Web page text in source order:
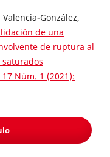
González,
de una
de ruptura al
Núm. 1 (2021):